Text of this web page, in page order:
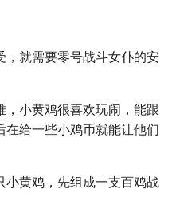
，就需要零号战斗女仆的安
小黄鸡很喜欢玩闹，能跟
给一些小鸡币就能让他们
小黄鸡，先组成一支百鸡战